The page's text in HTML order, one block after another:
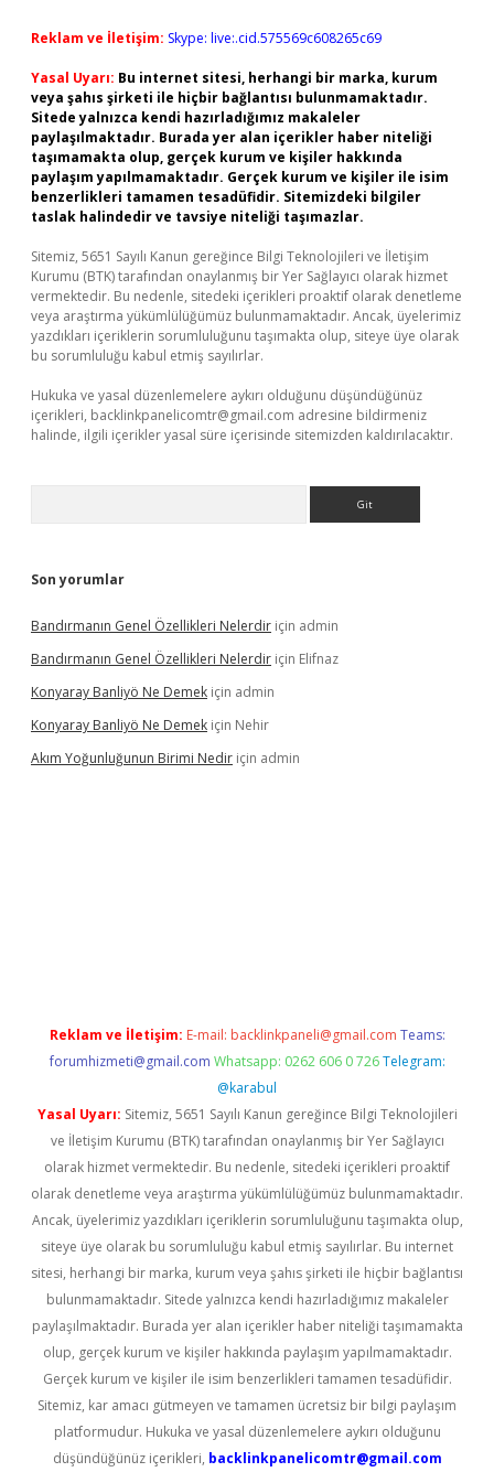
Reklam ve İletişim: Skype: live:.cid.575569c608265c69
Yasal Uyarı: Bu internet sitesi, herhangi bir marka, kurum
veya şahıs şirketi ile hiçbir bağlantısı bulunmamaktadır.
Sitede yalnızca kendi hazırladığımız makaleler
paylaşılmaktadır. Burada yer alan içerikler haber niteliği
taşımamakta olup, gerçek kurum ve kişiler hakkında
paylaşım yapılmamaktadır. Gerçek kurum ve kişiler ile isim
benzerlikleri tamamen tesadüfidir. Sitemizdeki bilgiler
taslak halindedir ve tavsiye niteliği taşımazlar.
Sitemiz, 5651 Sayılı Kanun gereğince Bilgi Teknolojileri ve İletişim
Kurumu (BTK) tarafından onaylanmış bir Yer Sağlayıcı olarak hizmet
vermektedir. Bu nedenle, sitedeki içerikleri proaktif olarak denetleme
veya araştırma yükümlülüğümüz bulunmamaktadır. Ancak, üyelerimiz
yazdıkları içeriklerin sorumluluğunu taşımakta olup, siteye üye olarak
bu sorumluluğu kabul etmiş sayılırlar.
Hukuka ve yasal düzenlemelere aykırı olduğunu düşündüğünüz
içerikleri, backlinkpanelicomtr@gmail.com adresine bildirmeniz
halinde, ilgili içerikler yasal süre içerisinde sitemizden kaldırılacaktır.
Son yorumlar
Bandırmanın Genel Özellikleri Nelerdir için admin
Bandırmanın Genel Özellikleri Nelerdir için Elifnaz
Konyaray Banliyö Ne Demek için admin
Konyaray Banliyö Ne Demek için Nehir
Akım Yoğunluğunun Birimi Nedir için admin
Reklam ve İletişim: E-mail: backlinkpaneli@gmail.com Teams:
forumhizmeti@gmail.com Whatsapp: 0262 606 0 726 Telegram:
@karabul
Yasal Uyarı: Sitemiz, 5651 Sayılı Kanun gereğince Bilgi Teknolojileri
ve İletişim Kurumu (BTK) tarafından onaylanmış bir Yer Sağlayıcı
olarak hizmet vermektedir. Bu nedenle, sitedeki içerikleri proaktif
olarak denetleme veya araştırma yükümlülüğümüz bulunmamaktadır.
Ancak, üyelerimiz yazdıkları içeriklerin sorumluluğunu taşımakta olup,
siteye üye olarak bu sorumluluğu kabul etmiş sayılırlar. Bu internet
sitesi, herhangi bir marka, kurum veya şahıs şirketi ile hiçbir bağlantısı
bulunmamaktadır. Sitede yalnızca kendi hazırladığımız makaleler
paylaşılmaktadır. Burada yer alan içerikler haber niteliği taşımamakta
olup, gerçek kurum ve kişiler hakkında paylaşım yapılmamaktadır.
Gerçek kurum ve kişiler ile isim benzerlikleri tamamen tesadüfidir.
Sitemiz, kar amacı gütmeyen ve tamamen ücretsiz bir bilgi paylaşım
platformudur. Hukuka ve yasal düzenlemelere aykırı olduğunu
düşündüğünüz içerikleri, backlinkpanelicomtr@gmail.com